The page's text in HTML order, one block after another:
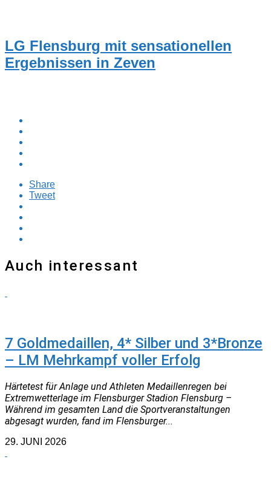
LG Flensburg mit sensationellen
Ergebnissen in Zeven
Share
Tweet
Auch interessant
7 Goldmedaillen, 4* Silber und 3*Bronze
– LM Mehrkampf voller Erfolg
Härtetest für Anlage und Athleten Medaillenregen bei
Extremwetterlage im Flensburger Stadion Flensburg –
Während im gesamten Land die Sportveranstaltungen
abgesagt wurden, fand im Flensburger...
29. JUNI 2026